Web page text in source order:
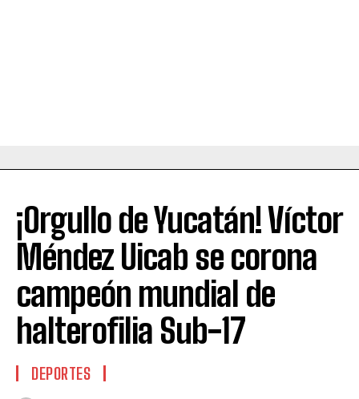
¡Orgullo de Yucatán! Víctor
Méndez Uicab se corona
campeón mundial de
halterofilia Sub-17
DEPORTES